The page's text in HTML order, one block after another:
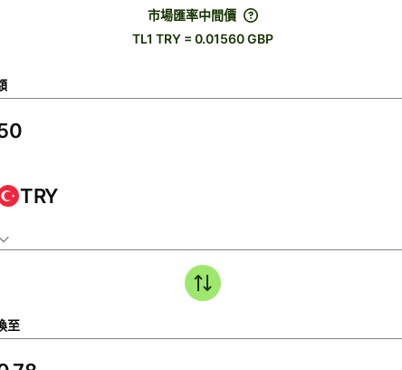
市場匯率中間價
TL1 TRY = 0.01560 GBP
TRY
至